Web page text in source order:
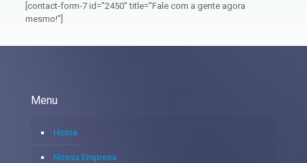
[contact-form-7 id=”2450″ title=”Fale com a gente agora
mesmo!”]
Menu
Home
Nossa Empresa